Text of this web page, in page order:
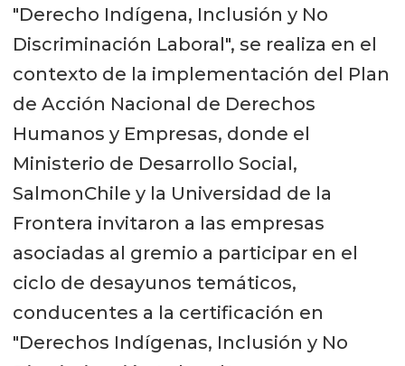
"Derecho Indígena, Inclusión y No
Discriminación Laboral", se realiza en el
contexto de la implementación del Plan
de Acción Nacional de Derechos
Humanos y Empresas, donde el
Ministerio de Desarrollo Social,
SalmonChile y la Universidad de la
Frontera invitaron a las empresas
asociadas al gremio a participar en el
ciclo de desayunos temáticos,
conducentes a la certificación en
"Derechos Indígenas, Inclusión y No